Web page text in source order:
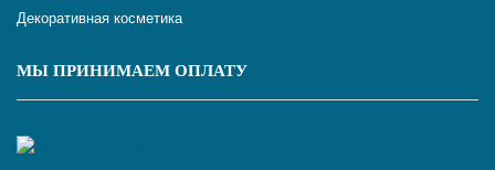
Декоративная косметика
МЫ ПРИНИМАЕМ ОПЛАТУ